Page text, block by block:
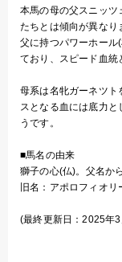
本馬の母の父スニッツ
たちとは傾向が異な
父に持つパワーホール
ており、スピード血統
母系は名牝ガーネツト
スとなる血には底力
うです。
■馬名の由来
獅子の心(仏)。父名か
旧名：アポロフィオ
(最終更新日：2025年